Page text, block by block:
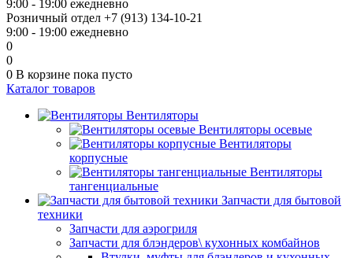
9:00 - 19:00 ежедневно
Розничный отдел +7 (913) 134-10-21
9:00 - 19:00 ежедневно
0
0
0 В корзине пока пусто
Каталог товаров
Вентиляторы
Вентиляторы осевые
Вентиляторы
корпусные
Вентиляторы
тангенциальные
Запчасти для бытовой
техники
Запчасти для аэрогриля
Запчасти для блэндеров\ кухонных комбайнов